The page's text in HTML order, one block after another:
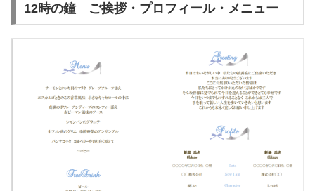
12時の鐘 ご挨拶・プロフィール・メニュー